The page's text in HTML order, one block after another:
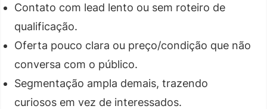
Contato com lead lento ou sem roteiro de
qualificação.
Oferta pouco clara ou preço/condição que não
conversa com o público.
Segmentação ampla demais, trazendo
curiosos em vez de interessados.